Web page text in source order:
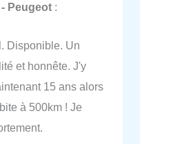
Peugeot :
Disponible. Un
et honnête. J'y
15 ans alors
à 500km ! Je